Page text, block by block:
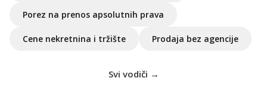
Porez na prenos apsolutnih prava
Cene nekretnina i tržište Prodaja bez agencije
Svi vodiči →